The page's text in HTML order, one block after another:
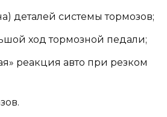
деталей системы тормозов;
ход тормозной педали;
реакция авто при резком